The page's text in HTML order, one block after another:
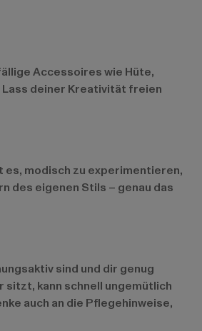
Accessoires wie Hüte,
Lass deiner Kreativität freien
es, modisch zu experimentieren,
des eigenen Stils – genau das
sind und dir genug
sitzt, kann schnell ungemütlich
auch an die Pflegehinweise,